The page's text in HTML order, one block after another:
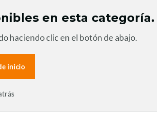
en esta categoría.
haciendo clic en el botón de abajo.
inicio